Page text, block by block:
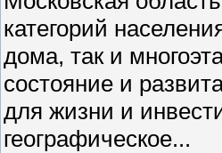
категорий
дома, так и
состояние и
для жизни и
географическое...